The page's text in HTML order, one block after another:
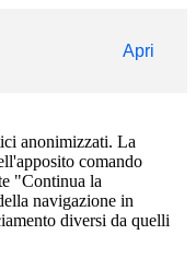
Apri
anonimizzati. La
comando
"Continua la
navigazione in
diversi da quelli